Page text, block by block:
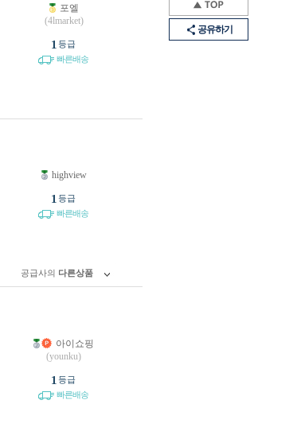
공유하기
포엘
(4lmarket)
1 등급
빠른배송
highview
1 등급
빠른배송
공급사의 다른상품
아이쇼핑
(younku)
1 등급
빠른배송